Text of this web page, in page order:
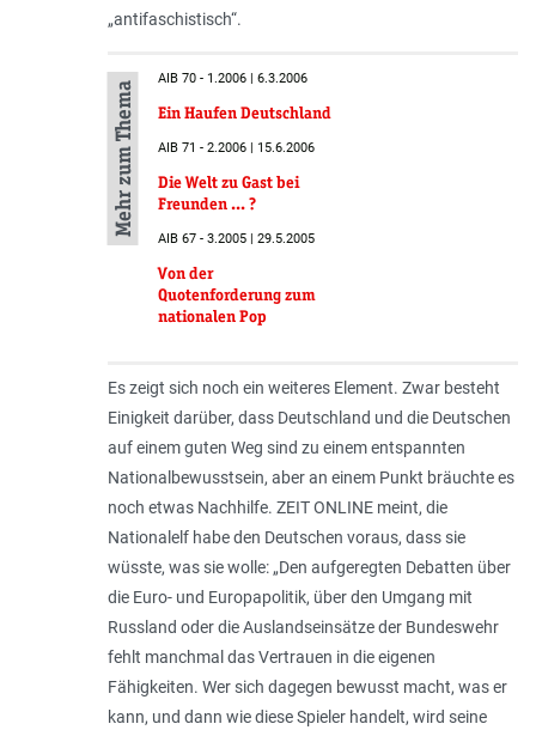
„antifaschistisch“.
Mehr zum Thema
AIB 70 - 1.2006 | 6.3.2006
Ein Haufen Deutschland
AIB 71 - 2.2006 | 15.6.2006
Die Welt zu Gast bei
Freunden ... ?
AIB 67 - 3.2005 | 29.5.2005
Von der
Quotenforderung zum
nationalen Pop
Es zeigt sich noch ein weiteres Element. Zwar besteht
Einigkeit darüber, dass Deutschland und die Deutschen
auf einem guten Weg sind zu einem entspannten
Nationalbewusstsein, aber an einem Punkt bräuchte es
noch etwas Nachhilfe. ZEIT ONLINE meint, die
Nationalelf habe den Deutschen voraus, dass sie
wüsste, was sie wolle: „Den aufgeregten Debatten über
die Euro- und Europapolitik, über den Umgang mit
Russland oder die Auslandseinsätze der Bundeswehr
fehlt manchmal das Vertrauen in die eigenen
Fähigkeiten. Wer sich dagegen bewusst macht, was er
kann, und dann wie diese Spieler handelt, wird seine